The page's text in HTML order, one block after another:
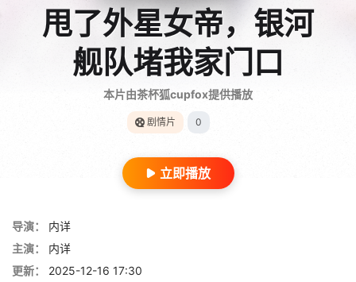
甩了外星女帝，银河
舰队堵我家门口
本片由茶杯狐cupfox提供播放
剧情片 0
立即播放
导演：
内详
主演：
内详
更新：
2025-12-16 17:30